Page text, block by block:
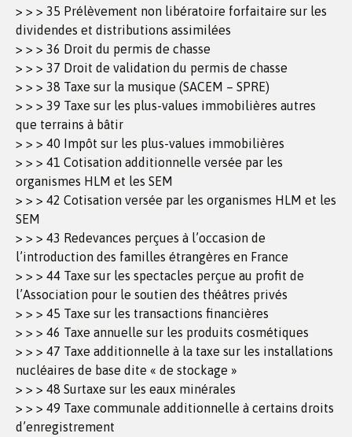
> > > 35 Prélèvement non libératoire forfaitaire sur les
dividendes et distributions assimilées
> > > 36 Droit du permis de chasse
> > > 37 Droit de validation du permis de chasse
> > > 38 Taxe sur la musique (SACEM – SPRE)
> > > 39 Taxe sur les plus-values immobilières autres
que terrains à bâtir
> > > 40 Impôt sur les plus-values immobilières
> > > 41 Cotisation additionnelle versée par les
organismes HLM et les SEM
> > > 42 Cotisation versée par les organismes HLM et les
SEM
> > > 43 Redevances perçues à l’occasion de
l’introduction des familles étrangères en France
> > > 44 Taxe sur les spectacles perçue au profit de
l’Association pour le soutien des théâtres privés
> > > 45 Taxe sur les transactions financières
> > > 46 Taxe annuelle sur les produits cosmétiques
> > > 47 Taxe additionnelle à la taxe sur les installations
nucléaires de base dite « de stockage »
> > > 48 Surtaxe sur les eaux minérales
> > > 49 Taxe communale additionnelle à certains droits
d’enregistrement